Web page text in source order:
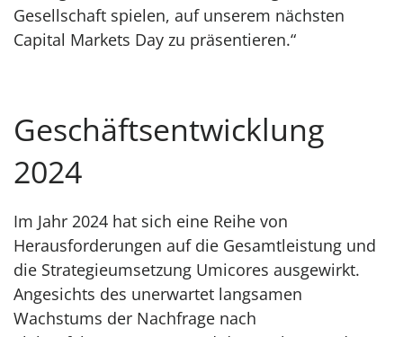
Gesellschaft spielen, auf unserem nächsten
Capital Markets Day zu präsentieren.“
Geschäftsentwicklung
2024
Im Jahr 2024 hat sich eine Reihe von
Herausforderungen auf die Gesamtleistung und
die Strategieumsetzung Umicores ausgewirkt.
Angesichts des unerwartet langsamen
Wachstums der Nachfrage nach